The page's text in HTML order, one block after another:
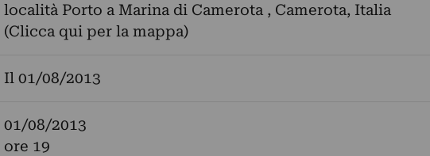
località Porto a Marina di Camerota , Camerota, Italia
(Clicca qui per la mappa)
Il 01/08/2013
01/08/2013
ore 19